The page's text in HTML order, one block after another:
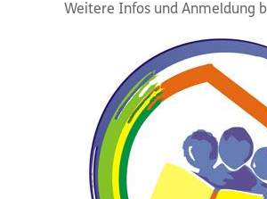
Weitere Infos und Anmeldung